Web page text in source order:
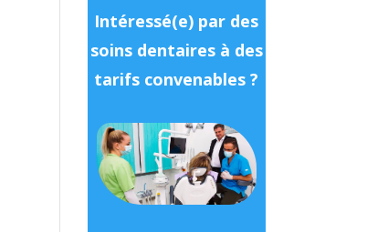
Intéressé(e) par des
soins dentaires à des
tarifs convenables ?